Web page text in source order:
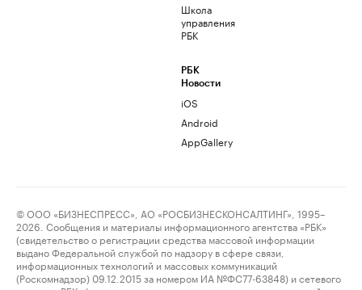
Школа
управления
РБК
РБК
Новости
iOS
Android
AppGallery
© ООО «БИЗНЕСПРЕСС», АО «РОСБИЗНЕСКОНСАЛТИНГ», 1995–
2026. Сообщения и материалы информационного агентства «РБК»
(свидетельство о регистрации средства массовой информации
выдано Федеральной службой по надзору в сфере связи,
информационных технологий и массовых коммуникаций
(Роскомнадзор) 09.12.2015 за номером ИА №ФС77-63848) и сетевого